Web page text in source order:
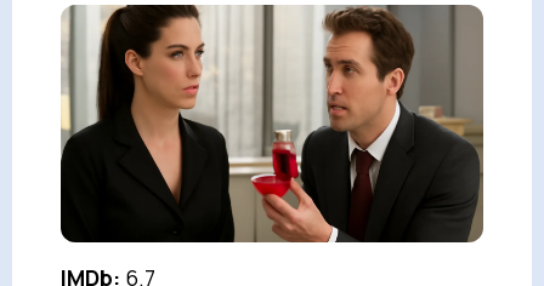
IMDb: 6.7